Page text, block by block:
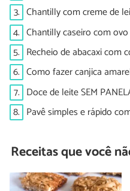
3. Chantilly com creme de
4. Chantilly caseiro com ovo
5. Recheio de abacaxi com
6. Como fazer canjica
7. Doce de leite SEM
8. Pavê simples e rápido
Receitas que você